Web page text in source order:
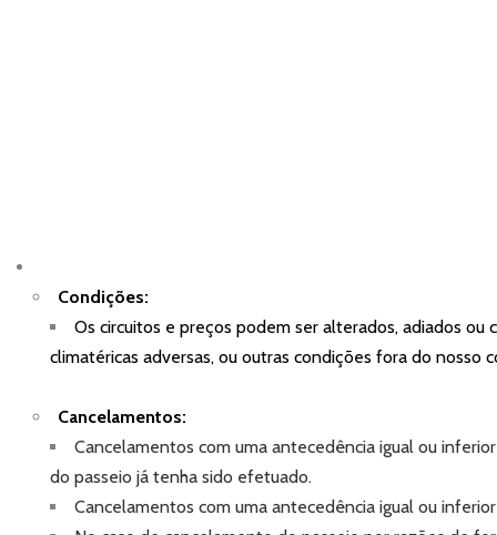
Condições:
Os circuitos e preços podem ser alterados, adiados
climatéricas adversas, ou outras condições fora do
Cancelamentos:
Cancelamentos com uma antecedência igual ou
do passeio já tenha sido efetuado.
Cancelamentos com uma antecedência igual ou